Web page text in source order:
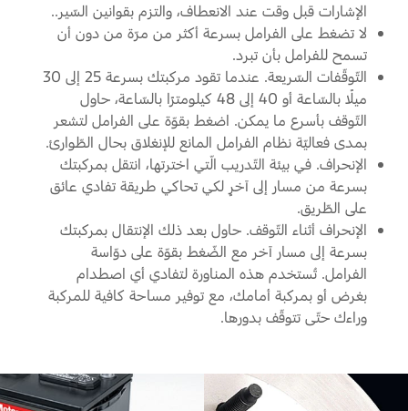
الإشارات قبل وقت عند الانعطاف، والتزم بقوانين السّير..
لا تضغط على الفرامل بسرعة أكثر من مرّة من دون أن
تسمح للفرامل بأن تبرد.
التّوقّفات السّريعة. عندما تقود مركبتك بسرعة 25 إلى 30
ميلًا بالسّاعة أو 40 إلى 48 كيلومترًا بالسّاعة، حاول
التّوقف بأسرع ما يمكن. اضغط بقوّة على الفرامل لتشعر
بمدى فعاليّة نظام الفرامل المانع للإنغلاق بحال الطّوارئ.
الإنحراف. في بيئة التّدريب الّتي اخترتها، انتقل بمركبتك
بسرعة من مسار إلى آخرٍ لكي تحاكي طريقة تفادي عائق
على الطّريق.
الإنحراف أثناء التّوقف. حاول بعد ذلك الإنتقال بمركبتك
بسرعة إلى مسار آخر مع الضّغط بقوّة على دوّاسة
الفرامل. تُستخدم هذه المناورة لتفادي أي اصطدام
بغرض أو بمركبة أمامك، مع توفير مساحة كافية للمركبة
وراءك حتّى تتوقّف بدورها.